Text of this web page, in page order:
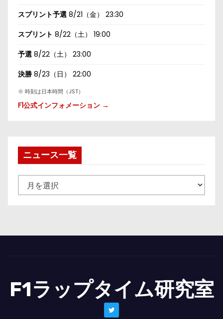
スプリント予選 8/21（金） 23:30
スプリント 8/22（土） 19:00
予選 8/22（土） 23:00
決勝 8/23（日） 22:00
※ 時刻は日本時間（JST）
F1公式インフォメーション →
ニュース一覧
ュ
一
F1ラップタイム研究室